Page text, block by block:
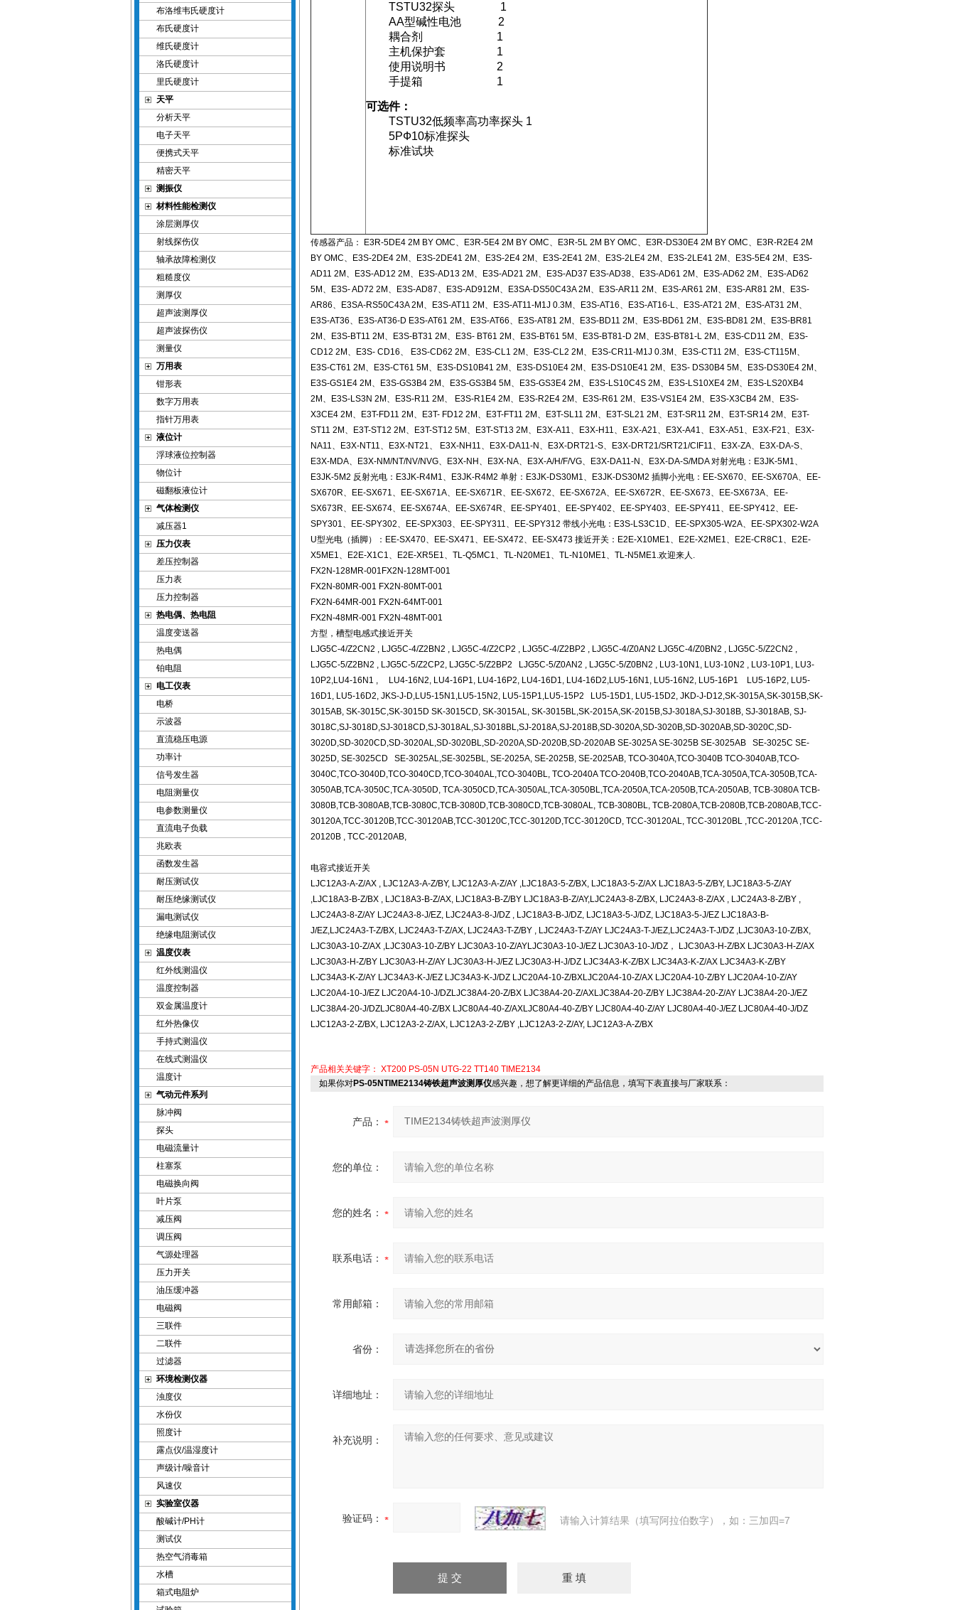
布洛维韦氏硬度计
布氏硬度计
维氏硬度计
洛氏硬度计
里氏硬度计
天平
分析天平
电子天平
便携式天平
精密天平
测振仪
材料性能检测仪
涂层测厚仪
射线探伤仪
轴承故障检测仪
粗糙度仪
测厚仪
超声波测厚仪
超声波探伤仪
测量仪
万用表
钳形表
数字万用表
指针万用表
液位计
浮球液位控制器
物位计
磁翻板液位计
气体检测仪
减压器1
压力仪表
差压控制器
压力表
压力控制器
热电偶、热电阻
温度变送器
热电偶
铂电阻
电工仪表
电桥
示波器
直流稳压电源
功率计
信号发生器
电阻测量仪
电参数测量仪
直流电子负载
兆欧表
函数发生器
耐压测试仪
耐压绝缘测试仪
漏电测试仪
绝缘电阻测试仪
温度仪表
红外线测温仪
温度控制器
双金属温度计
红外热像仪
手持式测温仪
在线式测温仪
温度计
气动元件系列
脉冲阀
探头
电磁流量计
柱塞泵
电磁换向阀
叶片泵
减压阀
调压阀
气源处理器
压力开关
油压缓冲器
电磁阀
三联件
二联件
过滤器
环境检测仪器
浊度仪
水份仪
照度计
露点仪/温湿度计
声级计/噪音计
风速仪
实验室仪器
酸碱计/PH计
测试仪
热空气消毒箱
水槽
箱式电阻炉
TSTU32探头 1
AA型碱性电池 2
耦合剂 1
主机保护套 1
使用说明书 2
手提箱 1
可选件：
TSTU32低频率高功率探头 1
5PФ10标准探头
标准试块
传感器产品： E3R-5DE4 2M BY OMC、E3R-5E4 2M BY OMC、E3R-5L 2M BY OMC、E3R-DS30E4 2M BY OMC、E3R-R2E4 2M
BY OMC、E3S-2DE4 2M、E3S-2DE41 2M、E3S-2E4 2M、E3S-2E41 2M、E3S-2LE4 2M、E3S-2LE41 2M、E3S-5E4 2M、E3S-
AD11 2M、E3S-AD12 2M、E3S-AD13 2M、E3S-AD21 2M、E3S-AD37 E3S-AD38、E3S-AD61 2M、E3S-AD62 2M、E3S-AD62
5M、E3S- AD72 2M、E3S-AD87、E3S-AD912M、E3SA-DS50C43A 2M、E3S-AR11 2M、E3S-AR61 2M、E3S-AR81 2M、E3S-
AR86、E3SA-RS50C43A 2M、E3S-AT11 2M、E3S-AT11-M1J 0.3M、E3S-AT16、E3S-AT16-L、E3S-AT21 2M、E3S-AT31 2M、
E3S-AT36、E3S-AT36-D E3S-AT61 2M、E3S-AT66、E3S-AT81 2M、E3S-BD11 2M、E3S-BD61 2M、E3S-BD81 2M、E3S-BR81
2M、E3S-BT11 2M、E3S-BT31 2M、E3S- BT61 2M、E3S-BT61 5M、E3S-BT81-D 2M、E3S-BT81-L 2M、E3S-CD11 2M、E3S-
CD12 2M、E3S- CD16、 E3S-CD62 2M、E3S-CL1 2M、E3S-CL2 2M、E3S-CR11-M1J 0.3M、E3S-CT11 2M、E3S-CT115M、
E3S-CT61 2M、E3S-CT61 5M、E3S-DS10B41 2M、E3S-DS10E4 2M、E3S-DS10E41 2M、E3S- DS30B4 5M、E3S-DS30E4 2M、
E3S-GS1E4 2M、E3S-GS3B4 2M、E3S-GS3B4 5M、E3S-GS3E4 2M、E3S-LS10C4S 2M、E3S-LS10XE4 2M、E3S-LS20XB4
2M、E3S-LS3N 2M、E3S-R11 2M、 E3S-R1E4 2M、E3S-R2E4 2M、E3S-R61 2M、E3S-VS1E4 2M、E3S-X3CB4 2M、E3S-
X3CE4 2M、E3T-FD11 2M、E3T- FD12 2M、E3T-FT11 2M、E3T-SL11 2M、E3T-SL21 2M、E3T-SR11 2M、E3T-SR14 2M、E3T-
ST11 2M、E3T-ST12 2M、E3T-ST12 5M、E3T-ST13 2M、E3X-A11、E3X-H11、E3X-A21、E3X-A41、E3X-A51、E3X-F21、E3X-
NA11、E3X-NT11、E3X-NT21、 E3X-NH11、E3X-DA11-N、E3X-DRT21-S、E3X-DRT21/SRT21/CIF11、E3X-ZA、E3X-DA-S、
E3X-MDA、E3X-NM/NT/NV/NVG、E3X-NH、E3X-NA、E3X-A/H/F/VG、E3X-DA11-N、E3X-DA-S/MDA 对射光电：E3JK-5M1、
E3JK-5M2 反射光电：E3JK-R4M1、E3JK-R4M2 单射：E3JK-DS30M1、E3JK-DS30M2 插脚小光电：EE-SX670、EE-SX670A、EE-
SX670R、EE-SX671、EE-SX671A、EE-SX671R、EE-SX672、EE-SX672A、EE-SX672R、EE-SX673、EE-SX673A、EE-
SX673R、EE-SX674、EE-SX674A、EE-SX674R、EE-SPY401、EE-SPY402、EE-SPY403、EE-SPY411、EE-SPY412、EE-
SPY301、EE-SPY302、EE-SPX303、EE-SPY311、EE-SPY312 带线小光电：E3S-LS3C1D、EE-SPX305-W2A、EE-SPX302-W2A
U型光电（插脚）：EE-SX470、EE-SX471、EE-SX472、EE-SX473 接近开关：E2E-X10ME1、E2E-X2ME1、E2E-CR8C1、E2E-
X5ME1、E2E-X1C1、E2E-XR5E1、TL-Q5MC1、TL-N20ME1、TL-N10ME1、TL-N5ME1.欢迎来人.
FX2N-128MR-001FX2N-128MT-001
FX2N-80MR-001 FX2N-80MT-001
FX2N-64MR-001 FX2N-64MT-001
FX2N-48MR-001 FX2N-48MT-001
方型，槽型电感式接近开关
LJG5C-4/Z2CN2 , LJG5C-4/Z2BN2 , LJG5C-4/Z2CP2 , LJG5C-4/Z2BP2 , LJG5C-4/Z0AN2 LJG5C-4/Z0BN2 , LJG5C-5/Z2CN2 ,
LJG5C-5/Z2BN2 , LJG5C-5/Z2CP2, LJG5C-5/Z2BP2 LJG5C-5/Z0AN2 , LJG5C-5/Z0BN2 , LU3-10N1, LU3-10N2 , LU3-10P1, LU3-
10P2,LU4-16N1 , LU4-16N2, LU4-16P1, LU4-16P2, LU4-16D1, LU4-16D2,LU5-16N1, LU5-16N2, LU5-16P1 LU5-16P2, LU5-
16D1, LU5-16D2, JKS-J-D,LU5-15N1,LU5-15N2, LU5-15P1,LU5-15P2 LU5-15D1, LU5-15D2, JKD-J-D12,SK-3015A,SK-3015B,SK-
3015AB, SK-3015C,SK-3015D SK-3015CD, SK-3015AL, SK-3015BL,SK-2015A,SK-2015B,SJ-3018A,SJ-3018B, SJ-3018AB, SJ-
3018C,SJ-3018D,SJ-3018CD,SJ-3018AL,SJ-3018BL,SJ-2018A,SJ-2018B,SD-3020A,SD-3020B,SD-3020AB,SD-3020C,SD-
3020D,SD-3020CD,SD-3020AL,SD-3020BL,SD-2020A,SD-2020B,SD-2020AB SE-3025A SE-3025B SE-3025AB SE-3025C SE-
3025D, SE-3025CD SE-3025AL,SE-3025BL, SE-2025A, SE-2025B, SE-2025AB, TCO-3040A,TCO-3040B TCO-3040AB,TCO-
3040C,TCO-3040D,TCO-3040CD,TCO-3040AL,TCO-3040BL, TCO-2040A TCO-2040B,TCO-2040AB,TCA-3050A,TCA-3050B,TCA-
3050AB,TCA-3050C,TCA-3050D, TCA-3050CD,TCA-3050AL,TCA-3050BL,TCA-2050A,TCA-2050B,TCA-2050AB, TCB-3080A TCB-
3080B,TCB-3080AB,TCB-3080C,TCB-3080D,TCB-3080CD,TCB-3080AL, TCB-3080BL, TCB-2080A,TCB-2080B,TCB-2080AB,TCC-
30120A,TCC-30120B,TCC-30120AB,TCC-30120C,TCC-30120D,TCC-30120CD, TCC-30120AL, TCC-30120BL ,TCC-20120A ,TCC-
20120B , TCC-20120AB,
电容式接近开关
LJC12A3-A-Z/AX , LJC12A3-A-Z/BY, LJC12A3-A-Z/AY ,LJC18A3-5-Z/BX, LJC18A3-5-Z/AX LJC18A3-5-Z/BY, LJC18A3-5-Z/AY
,LJC18A3-B-Z/BX , LJC18A3-B-Z/AX, LJC18A3-B-Z/BY LJC18A3-B-Z/AY,LJC24A3-8-Z/BX, LJC24A3-8-Z/AX , LJC24A3-8-Z/BY ,
LJC24A3-8-Z/AY LJC24A3-8-J/EZ, LJC24A3-8-J/DZ , LJC18A3-B-J/DZ, LJC18A3-5-J/DZ, LJC18A3-5-J/EZ LJC18A3-B-
J/EZ,LJC24A3-T-Z/BX, LJC24A3-T-Z/AX, LJC24A3-T-Z/BY , LJC24A3-T-Z/AY LJC24A3-T-J/EZ,LJC24A3-T-J/DZ ,LJC30A3-10-Z/BX,
LJC30A3-10-Z/AX ,LJC30A3-10-Z/BY LJC30A3-10-Z/AYLJC30A3-10-J/EZ LJC30A3-10-J/DZ， LJC30A3-H-Z/BX LJC30A3-H-Z/AX
LJC30A3-H-Z/BY LJC30A3-H-Z/AY LJC30A3-H-J/EZ LJC30A3-H-J/DZ LJC34A3-K-Z/BX LJC34A3-K-Z/AX LJC34A3-K-Z/BY
LJC34A3-K-Z/AY LJC34A3-K-J/EZ LJC34A3-K-J/DZ LJC20A4-10-Z/BXLJC20A4-10-Z/AX LJC20A4-10-Z/BY LJC20A4-10-Z/AY
LJC20A4-10-J/EZ LJC20A4-10-J/DZLJC38A4-20-Z/BX LJC38A4-20-Z/AXLJC38A4-20-Z/BY LJC38A4-20-Z/AY LJC38A4-20-J/EZ
LJC38A4-20-J/DZLJC80A4-40-Z/BX LJC80A4-40-Z/AXLJC80A4-40-Z/BY LJC80A4-40-Z/AY LJC80A4-40-J/EZ LJC80A4-40-J/DZ
LJC12A3-2-Z/BX, LJC12A3-2-Z/AX, LJC12A3-2-Z/BY ,LJC12A3-2-Z/AY, LJC12A3-A-Z/BX
产品相关关键字： XT200 PS-05N UTG-22 TT140 TIME2134
如果你对PS-05NTIME2134铸铁超声波测厚仪感兴趣，想了解更详细的产品信息，填写下表直接与厂家联系：
产品：
您的单位：
您的姓名：
联系电话：
常用邮箱：
省份：
详细地址：
补充说明：
验证码： 请输入计算结果（填写阿拉伯数字），如：三加四=7